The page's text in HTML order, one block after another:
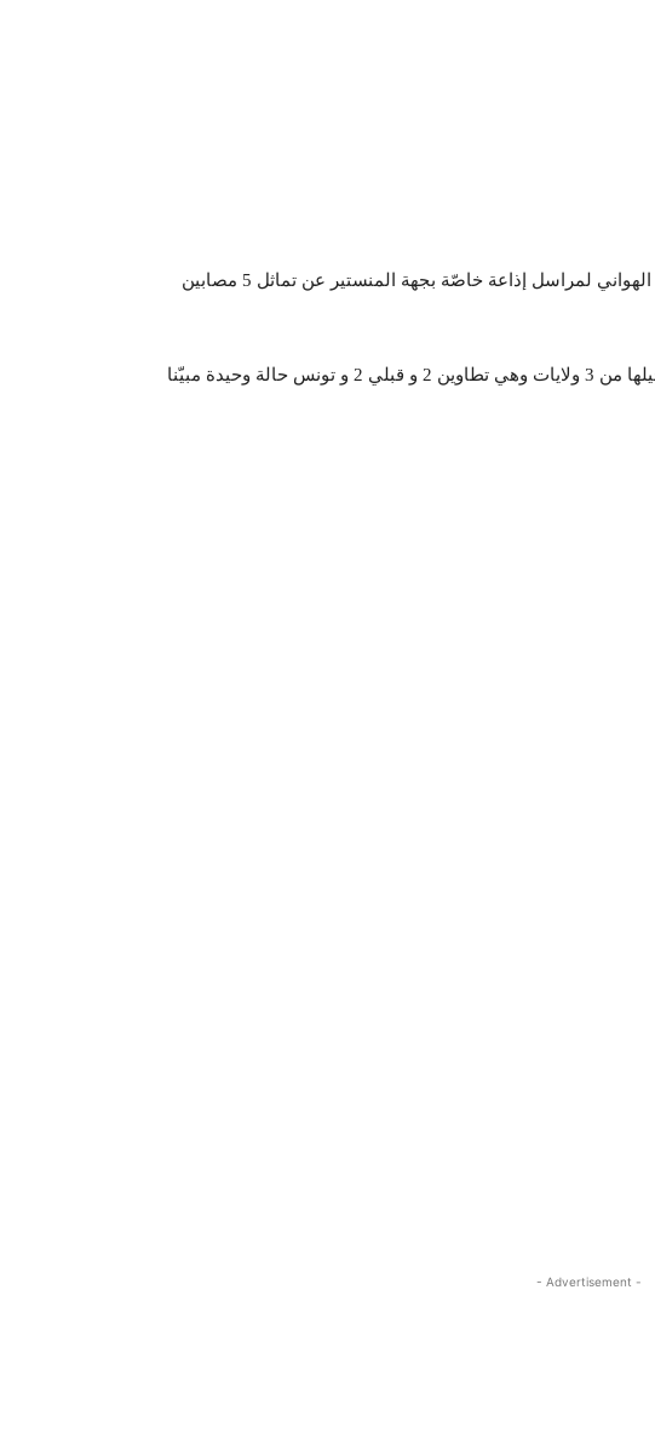
كشف المدير الجهوى للصحة بالمنستير المنصف الهواني لمراسل إذاعة خاصّة بجهة المنستير عن تماثل 5 مصابين
و قد أعلن الهواني ان حالات الشفاء التى تم تسجيلها من 3 ولايات وهي تطاوين 2 و قبلي 2 و تونس حالة وحيدة مبيّنا
- Advertisement -